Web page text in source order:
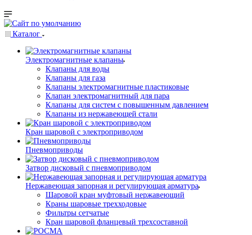
Каталог
Электромагнитные клапаны
Клапаны для воды
Клапаны для газа
Клапаны электромагнитные пластиковые
Клапан электромагнитный для пара
Клапаны для систем с повышенным давлением
Клапаны из нержавеющей стали
Кран шаровой с электроприводом
Пневмоприводы
Затвор дисковый с пневмоприводом
Нержавеющая запорная и регулирующая арматура
Шаровой кран муфтовый нержавеющий
Краны шаровые трехходовые
Фильтры сетчатые
Кран шаровой фланцевый трехсоставной